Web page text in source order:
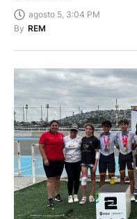
agosto 5, 3:04 PM
By REM